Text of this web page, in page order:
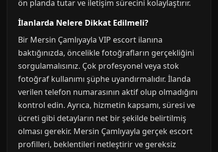
ön planda tutar ve iletişim sürecini kolaylaştırır.
İlanlarda Nelere Dikkat Edilmeli?
Bir Mersin Çamlıyayla VIP escort ilanına
baktığınızda, öncelikle fotoğrafların gerçekliğini
sorgulamalısınız. Çok profesyonel veya stok
fotoğraf kullanımı şüphe uyandırmalıdır. İlanda
verilen telefon numarasının aktif olup olmadığını
kontrol edin. Ayrıca, hizmetin kapsamı, süresi ve
ücreti gibi detayların net bir şekilde belirtilmiş
olması gerekir. Mersin Çamlıyayla gerçek escort
profilleri, beklentileri netleştirir ve gereksiz